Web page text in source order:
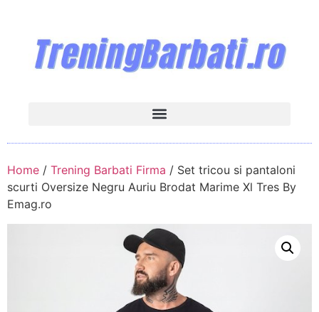
Home / Trening Barbati Firma / Set tricou si pantaloni
scurti Oversize Negru Auriu Brodat Marime Xl Tres By
Emag.ro